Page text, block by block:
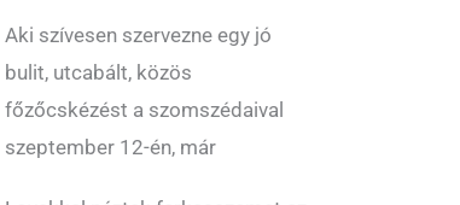
Aki szívesen szervezne egy jó
bulit, utcabált, közös
főzőcskézést a szomszédaival
szeptember 12-én, már